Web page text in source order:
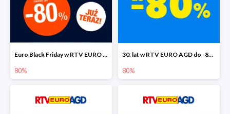
Euro Black Friday w RTV EURO AGD do -80%
80%
30. lat w RTV EURO AGD do -80%
80%